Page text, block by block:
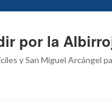
por la
y San Miguel Arcángel